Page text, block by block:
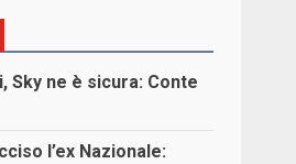
Sky ne è sicura: Conte
l’ex Nazionale: